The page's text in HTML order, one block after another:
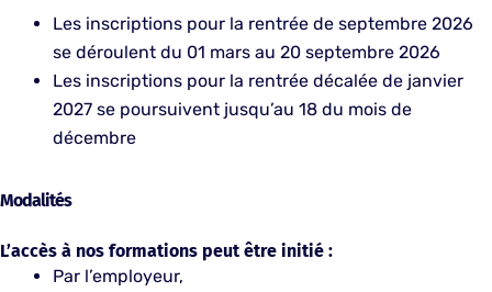
Les inscriptions pour la rentrée de septembre 2026
se déroulent du 01 mars au 20 septembre 2026
Les inscriptions pour la rentrée décalée de janvier
2027 se poursuivent jusqu’au 18 du mois de
décembre
Modalités
L’accès à nos formations peut être initié :
Par l’employeur,